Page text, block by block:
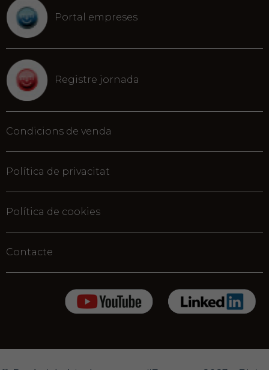
Portal empreses
Registre jornada
Condicions de venda
Política de privacitat
Política de cookies
Contacte